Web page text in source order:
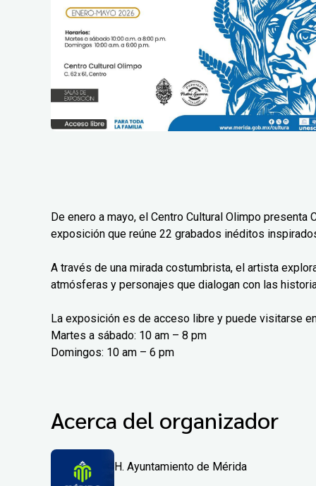
De enero a mayo, el Centro Cultural Olimpo
exposición que reúne 22 grabados inéditos
A través de una mirada costumbrista, el artista
atmósferas y personajes que dialogan con las
La exposición es de acceso libre y puede visitarse
Martes a sábado: 10 am – 8 pm
Domingos: 10 am – 6 pm
Acerca del organizador
H. Ayuntamiento de Mérida